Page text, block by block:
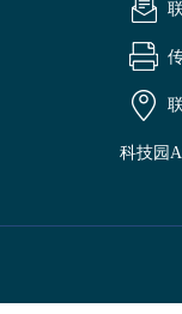
科技园